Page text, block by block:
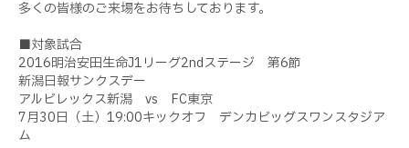
多くの皆様のご来場をお待ちしております。
■対象試合
2016明治安田生命J1リーグ2ndステージ 第6節
新潟日報サンクスデー
アルビレックス新潟 vs FC東京
7月30日（土）19:00キックオフ デンカビッグスワンスタジア
ム